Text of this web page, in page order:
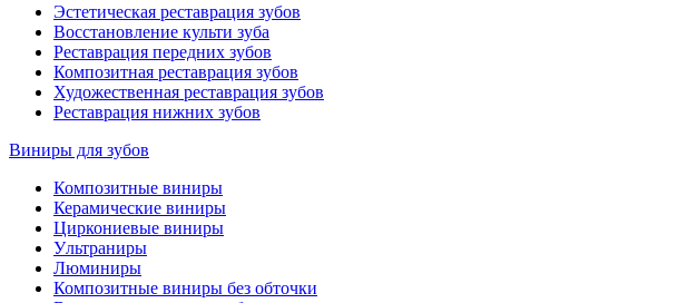
Эстетическая реставрация зубов
Восстановление культи зуба
Реставрация передних зубов
Композитная реставрация зубов
Художественная реставрация зубов
Реставрация нижних зубов
Виниры для зубов
Композитные виниры
Керамические виниры
Циркониевые виниры
Ультраниры
Люминиры
Композитные виниры без обточки